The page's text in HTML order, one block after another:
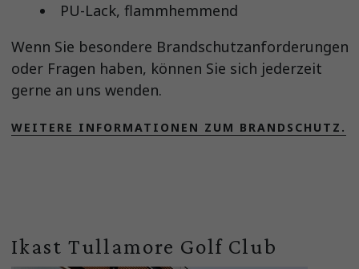
PU-Lack, flammhemmend
Wenn Sie besondere Brandschutzanforderungen
oder Fragen haben, können Sie sich jederzeit
gerne an uns wenden.
WEITERE INFORMATIONEN ZUM BRANDSCHUTZ.
Ikast Tullamore Golf Club